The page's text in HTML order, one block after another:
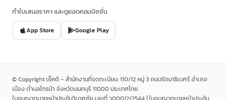
ทำใบเสนอราคา และดูยอดคอมมิชชั่น
App Store Google Play
© Copyright เช็คดิ - สำนักงานที่จดทะเบียน: 110/12 หมู่ 3 ถนนรัตนาธิเบศร์ อำเภอ
เมือง ตำบลไทรม้า จังหวัดนนทบุรี 11000 ประเทศไทย